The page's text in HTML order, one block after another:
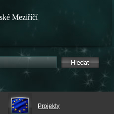
Meziříčí
Projekty